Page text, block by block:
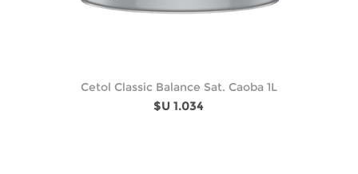
Cetol Classic Balance Sat. Caoba 1L
$U 1.034